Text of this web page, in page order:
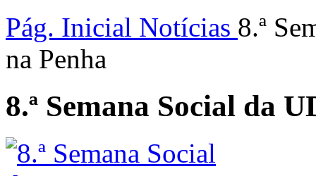
Pág. Inicial Notícias 8.ª
na Penha
8.ª Semana Social da